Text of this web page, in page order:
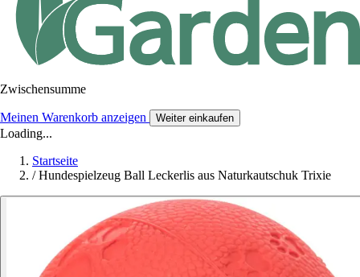
Zwischensumme
Meinen Warenkorb anzeigen Weiter einkaufen
Loading...
Startseite
/ Hundespielzeug Ball Leckerlis aus Naturkautschuk Trixie